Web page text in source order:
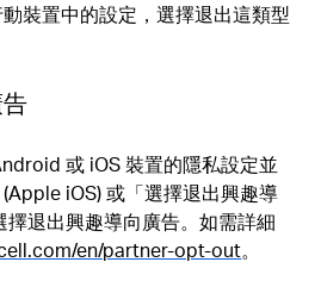
裝置中的設定，選擇退出這類型
或 iOS 裝置的隱私設定並
iOS) 或「選擇退出興趣導
退出興趣導向廣告。如需詳細
en/partner-opt-out。